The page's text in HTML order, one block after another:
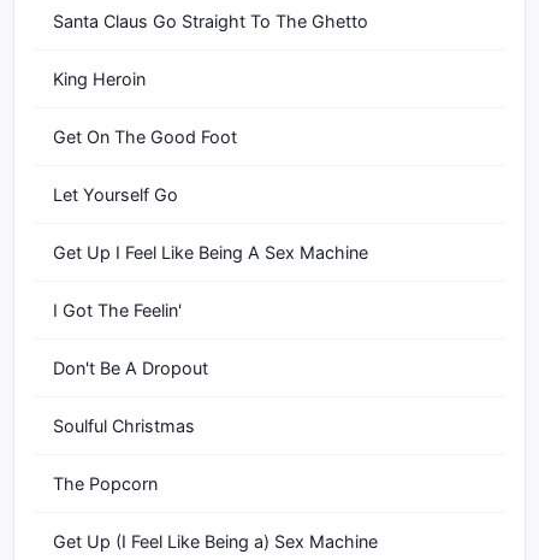
Santa Claus Go Straight To The Ghetto
King Heroin
Get On The Good Foot
Let Yourself Go
Get Up I Feel Like Being A Sex Machine
I Got The Feelin'
Don't Be A Dropout
Soulful Christmas
The Popcorn
Get Up (I Feel Like Being a) Sex Machine